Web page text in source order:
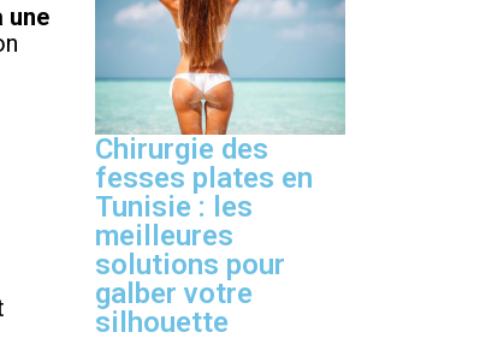
une
Chirurgie des
fesses plates en
Tunisie : les
meilleures
solutions pour
galber votre
silhouette